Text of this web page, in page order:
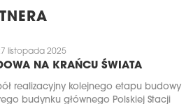
listopada 2025
NA KRAŃCU ŚWIATA
realizacyjny kolejnego etapu budowy
budynku głównego Polskiej Stacji